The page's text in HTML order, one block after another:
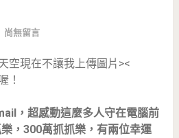
尚無留言
空現在不讓我上傳圖片><
！
，超感動這麼多人守在電腦前
，300萬抓抓樂，有兩位幸運